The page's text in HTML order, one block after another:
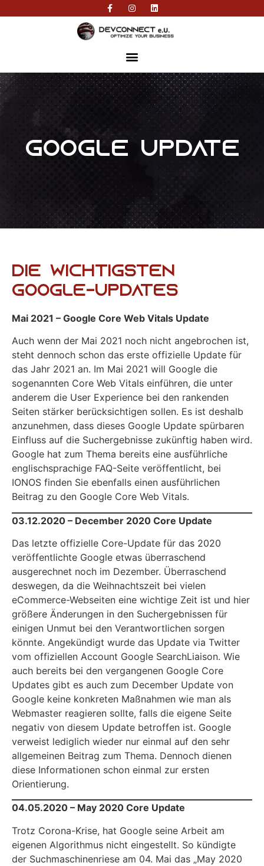
Google Update
Die wichtigsten
Google-Updates
Mai 2021 – Google Core Web Vitals Update
Auch wenn der Mai 2021 noch nicht angebrochen ist,
steht dennoch schon das erste offizielle Update für
das Jahr 2021 an. Im Mai 2021 will Google die
sogenannten Core Web Vitals einführen, die unter
anderem die User Experience bei den rankenden
Seiten stärker berücksichtigen sollen. Es ist deshalb
anzunehmen, dass dieses Google Update spürbaren
Einfluss auf die Suchergebnisse zukünftig haben wird.
Google hat zum Thema bereits eine ausführliche
englischsprachige FAQ-Seite veröffentlicht, bei
IONOS finden Sie ebenfalls einen ausführlichen
Beitrag zu den Google Core Web Vitals.
03.12.2020 – December 2020 Core Update
Das letzte offizielle Core-Update für das 2020
veröffentlichte Google etwas überraschend
ausgerechnet noch im Dezember. Überraschend
deswegen, da die Weihnachtszeit bei vielen
eCommerce-Webseiten eine wichtige Zeit ist und hier
größere Änderungen in den Suchergebnissen für
einigen Unmut bei den Verantwortlichen sorgen
könnte. Angekündigt wurde das Update via Twitter
vom offiziellen Account Google SearchLiaison. Wie
auch bereits bei den vergangenen Google Core
Updates gibt es auch zum December Update von
Google keine konkreten Maßnahmen wie man als
Webmaster reagieren sollte, falls die eigene Seite
negativ von diesem Update betroffen ist. Google
verweist lediglich wieder nur einmal auf den sehr
allgemeinen Beitrag zum Thema. Dennoch dienen
diese Informationen schon einmal zur ersten
Orientierung.
04.05.2020 – May 2020 Core Update
Trotz Corona-Krise, hat Google seine Arbeit am
eigenen Algorithmus nicht eingestellt. So kündigte
der Suchmaschinenriese am 04. Mai das „May 2020